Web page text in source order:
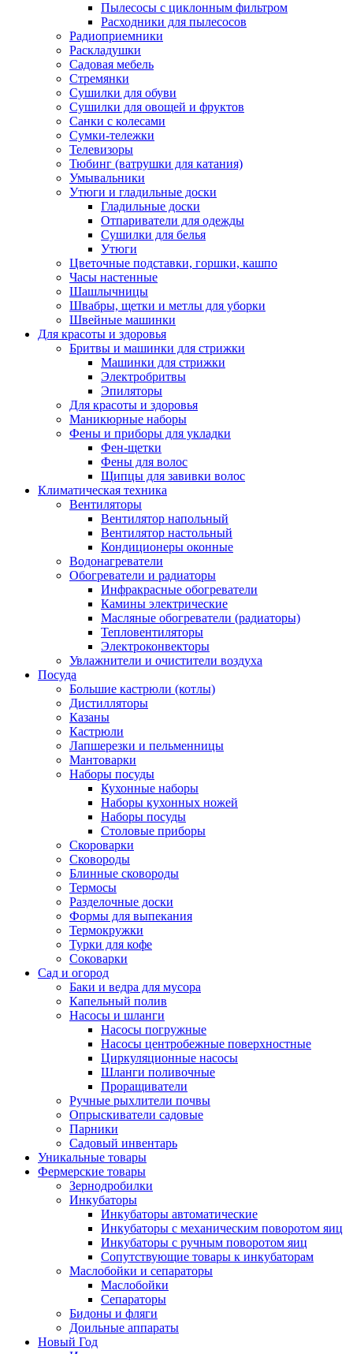
Пылесосы с циклонным фильтром
Расходники для пылесосов
Радиоприемники
Раскладушки
Садовая мебель
Стремянки
Сушилки для обуви
Сушилки для овощей и фруктов
Санки с колесами
Сумки-тележки
Телевизоры
Тюбинг (ватрушки для катания)
Умывальники
Утюги и гладильные доски
Гладильные доски
Отпариватели для одежды
Сушилки для белья
Утюги
Цветочные подставки, горшки, кашпо
Часы настенные
Шашлычницы
Швабры, щетки и метлы для уборки
Швейные машинки
Для красоты и здоровья
Бритвы и машинки для стрижки
Машинки для стрижки
Электробритвы
Эпиляторы
Для красоты и здоровья
Маникюрные наборы
Фены и приборы для укладки
Фен-щетки
Фены для волос
Щипцы для завивки волос
Климатическая техника
Вентиляторы
Вентилятор напольный
Вентилятор настольный
Кондиционеры оконные
Водонагреватели
Обогреватели и радиаторы
Инфракрасные обогреватели
Камины электрические
Масляные обогреватели (радиаторы)
Тепловентиляторы
Электроконвекторы
Увлажнители и очистители воздуха
Посуда
Большие кастрюли (котлы)
Дистилляторы
Казаны
Кастрюли
Лапшерезки и пельменницы
Мантоварки
Наборы посуды
Кухонные наборы
Наборы кухонных ножей
Наборы посуды
Столовые приборы
Скороварки
Сковороды
Блинные сковороды
Термосы
Разделочные доски
Формы для выпекания
Термокружки
Турки для кофе
Соковарки
Сад и огород
Баки и ведра для мусора
Капельный полив
Насосы и шланги
Насосы погружные
Насосы центробежные поверхностные
Циркуляционные насосы
Шланги поливочные
Проращиватели
Ручные рыхлители почвы
Опрыскиватели садовые
Парники
Садовый инвентарь
Уникальные товары
Фермерские товары
Зернодробилки
Инкубаторы
Инкубаторы автоматические
Инкубаторы с механическим поворотом яиц
Инкубаторы с ручным поворотом яиц
Сопутствующие товары к инкубаторам
Маслобойки и сепараторы
Маслобойки
Сепараторы
Бидоны и фляги
Доильные аппараты
Новый Год